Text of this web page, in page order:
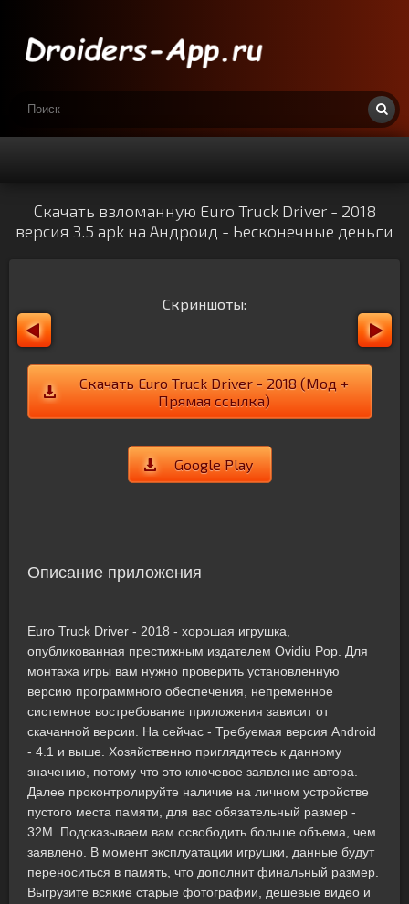
Скачать взломанную Euro Truck Driver - 2018
версия 3.5 apk на Андроид - Бесконечные деньги
Скриншоты:
Скачать Euro Truck Driver - 2018 (Мод +
Прямая ссылка)
Google Play
Описание приложения
Euro Truck Driver - 2018 - хорошая игрушка,
опубликованная престижным издателем Ovidiu Pop. Для
монтажа игры вам нужно проверить установленную
версию программного обеспечения, непременное
системное востребование приложения зависит от
скачанной версии. На сейчас - Требуемая версия Android
- 4.1 и выше. Хозяйственно приглядитесь к данному
значению, потому что это ключевое заявление автора.
Далее проконтролируйте наличие на личном устройстве
пустого места памяти, для вас обязательный размер -
32M. Подсказываем вам освободить больше объема, чем
заявлено. В момент эксплуатации игрушки, данные будут
переноситься в память, что дополнит финальный размер.
Выгрузите всякие старые фотографии, дешевые видео и